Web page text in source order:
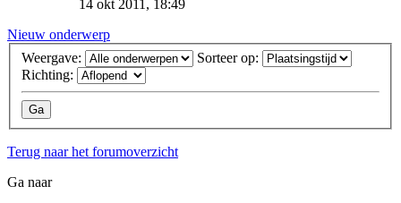
14 okt 2011, 18:49
Nieuw onderwerp
Weergave:
Sorteer op:
Richting:
Terug naar het forumoverzicht
Ga naar